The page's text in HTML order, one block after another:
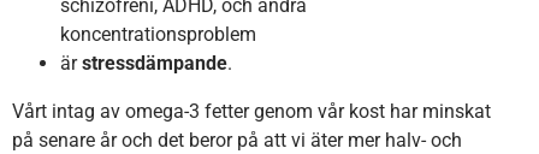
schizofreni, ADHD, och andra
koncentrationsproblem
ärstressdämpande.
Vårt intag av omega-3 fetter genom vår kost har minskat
på senare år och det beror på att vi äter mer halv- och